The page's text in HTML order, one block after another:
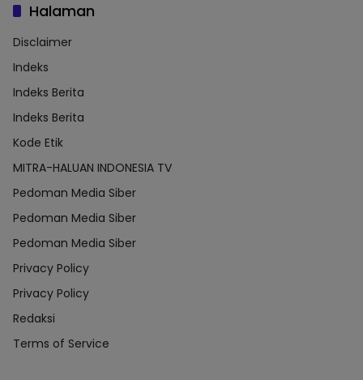
Halaman
Disclaimer
Indeks
Indeks Berita
Indeks Berita
Kode Etik
MITRA-HALUAN INDONESIA TV
Pedoman Media Siber
Pedoman Media Siber
Pedoman Media Siber
Privacy Policy
Privacy Policy
Redaksi
Terms of Service